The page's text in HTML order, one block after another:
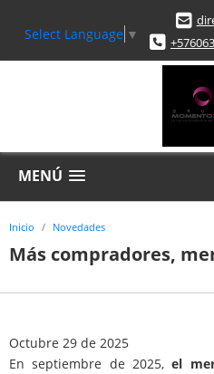
Select Language ▼
MENÚ
Inicio Novedades
Octubre 29 de 2025
En septiembre de 2025,el